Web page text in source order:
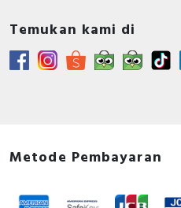
Temukan kami di
Metode Pembayaran